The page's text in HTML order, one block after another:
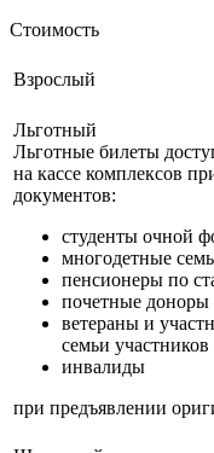
Стоимость
Взрослый
Льготный
Льготные билеты
на кассе комплексов
документов:
студенты очной
многодетные
пенсионеры по
почетные доноры
ветераны и
семьи
инвалиды
при предъявлении